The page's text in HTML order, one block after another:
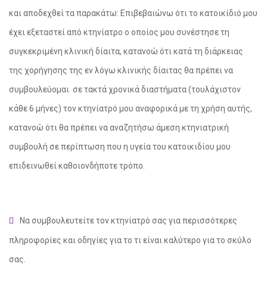
και αποδεχθεί τα παρακάτω: Επιβεβαιώνω ότι το κατοικίδιό μου
έχει εξεταστεί από κτηνίατρο ο οποίος μου συνέστησε τη
συγκεκριμένη κλινική δίαιτα, κατανοώ ότι κατά τη διάρκειας
της χορήγησης της εν λόγω κλινικής δίαιτας θα πρέπει να
συμβουλεύομαι σε τακτά χρονικά διαστήματα (τουλάχιστον
κάθε 6 μήνες) τον κτηνίατρό μου αναφορικά με τη χρήση αυτής,
κατανοώ ότι θα πρέπει να αναζητήσω άμεση κτηνιατρική
συμβουλή σε περίπτωση που η υγεία του κατοικιδίου μου
επιδεινωθεί καθοιονδήποτε τρόπο.
Να συμβουλευτείτε τον κτηνίατρό σας για περισσότερες
πληροφορίες και οδηγίες για το τι είναι καλύτερο για το σκύλο
σας.